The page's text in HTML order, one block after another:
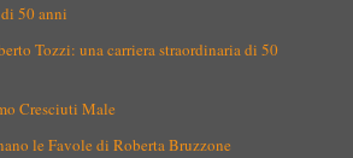
50 anni
Tozzi: una carriera straordinaria di 50
Cresciuti Male
le Favole di Roberta Bruzzone